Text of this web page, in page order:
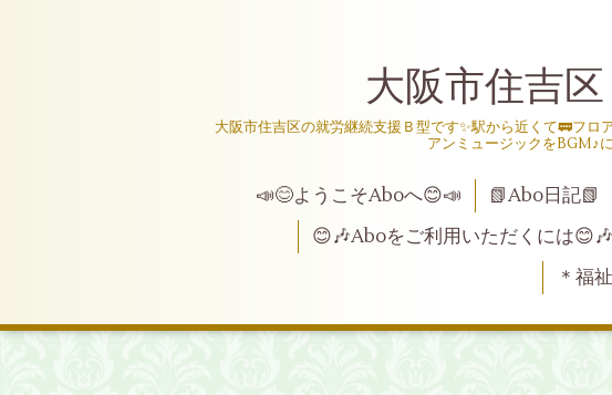
大阪市住吉
大阪市住吉区の就労継続支援Ｂ型です✨駅から近くて🚃フ
アンミュージックをBGM♪
📣😊ようこそAboへ😊📣 📗Abo日記📗
😊🎶Aboをご利用いただくには😊🎶
＊福